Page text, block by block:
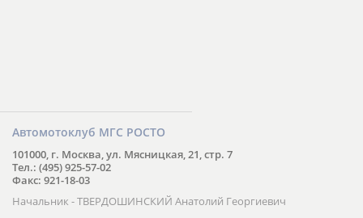
Автомотоклуб МГС РОСТО
101000, г. Москва, ул. Мясницкая, 21, стр. 7
Тел.: (495) 925-57-02
Факс: 921-18-03
Начальник - ТВЕРДОШИНСКИЙ Анатолий Георгиевич